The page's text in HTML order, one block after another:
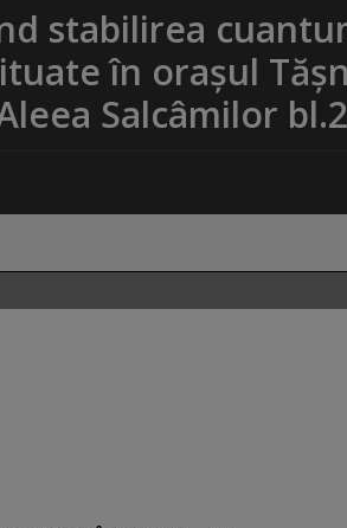
stabilirea
în oraşul
Salcâmilor